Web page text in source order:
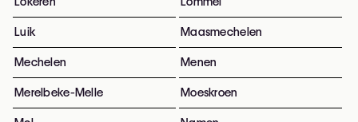
Luik Maasmechelen
Mechelen Menen
Merelbeke-Melle Moeskroen